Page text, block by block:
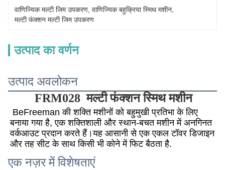
वाणिज्यिक मल्टी जिम उपकरण वाणिज्यिक बहुक्रिया स्मिथ मशीन
मल्टी फंक्शन मल्टी जिम उपकरण
उत्पाद का वर्णन
उत्पाद अवलोकन
FRM028 मल्टी फंक्शन स्मिथ मशीन
BeFreeman की शक्ति मशीनों को बहुमुखी प्रतिभा के लिए
बनाया गया है, एक शक्तिशाली और स्थान-बचत मशीन में अनगिनत
वर्कआउट प्रदान करते हैं।यह आसानी से एक एकल टॉवर डिजाइन
और तह सीट के साथ किसी भी कोने में फिट बैठता है.
एक नज़र में विशेषताएं